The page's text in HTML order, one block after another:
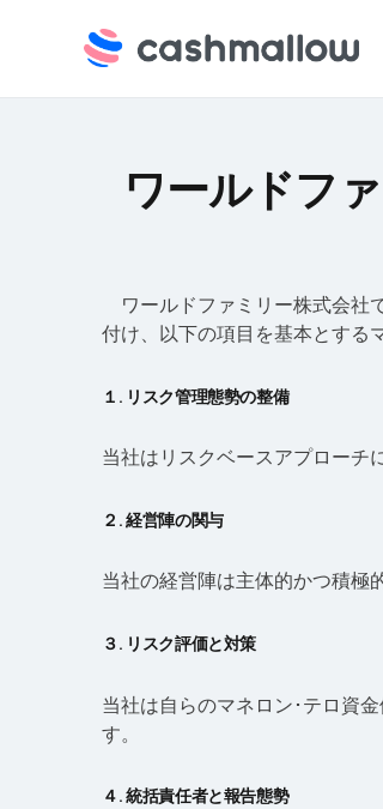
ワールドフ
ワールドファミリー株式会社
付け、以下の項目を基本とする
１. リスク管理態勢の整備
当社はリスクベースアプローチ
２. 経営陣の関与
当社の経営陣は主体的かつ積極
３. リスク評価と対策
当社は自らのマネロン･テロ資
す。
４. 統括責任者と報告態勢